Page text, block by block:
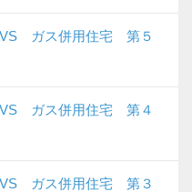
ガス併用住宅 第５
ガス併用住宅 第４
ガス併用住宅 第３